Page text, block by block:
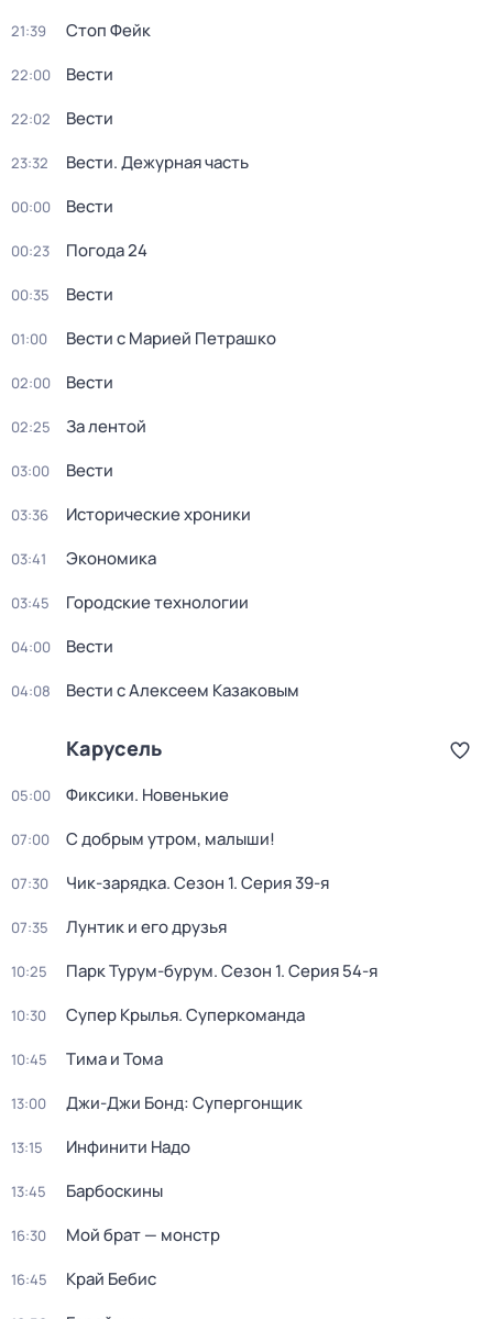
21:39 Стоп Фейк
22:00 Вести
22:02 Вести
23:32 Вести. Дежурная часть
00:00 Вести
00:23 Погода 24
00:35 Вести
01:00 Вести с Марией Петрашко
02:00 Вести
02:25 За лентой
03:00 Вести
03:36 Исторические хроники
03:41 Экономика
03:45 Городские технологии
04:00 Вести
04:08 Вести с Алексеем Казаковым
Карусель
05:00 Фиксики. Новенькие
07:00 С добрым утром, малыши!
07:30 Чик-зарядка. Сезон 1. Серия 39-я
07:35 Лунтик и его друзья
10:25 Парк Турум-бурум. Сезон 1. Серия 54-я
10:30 Супер Крылья. Суперкоманда
10:45 Тима и Тома
13:00 Джи-Джи Бонд: Супергонщик
13:15 Инфинити Надо
13:45 Барбоскины
16:30 Мой брат — монстр
16:45 Край Бебис